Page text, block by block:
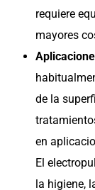
requiere
mayores
de la
en
El
la higiene,